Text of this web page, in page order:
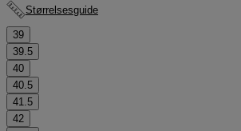
Størrelsesguide
39
39.5
40
40.5
41.5
42